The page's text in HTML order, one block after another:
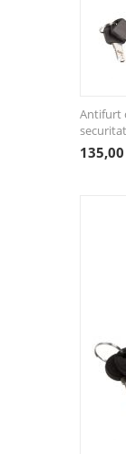
Antifurt
135,00